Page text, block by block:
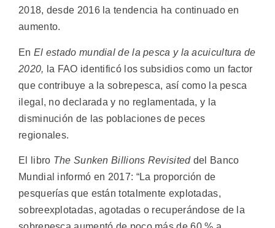
2018, desde 2016 la tendencia ha continuado en
aumento.
En El estado mundial de la pesca y la acuicultura de
2020, la FAO identificó los subsidios como un factor
que contribuye a la sobrepesca, así como la pesca
ilegal, no declarada y no reglamentada, y la
disminución de las poblaciones de peces
regionales.
El libro The Sunken Billions Revisiteddel Banco
Mundial informó en 2017: “La proporción de
pesquerías que están totalmente explotadas,
sobreexplotadas, agotadas o recuperándose de la